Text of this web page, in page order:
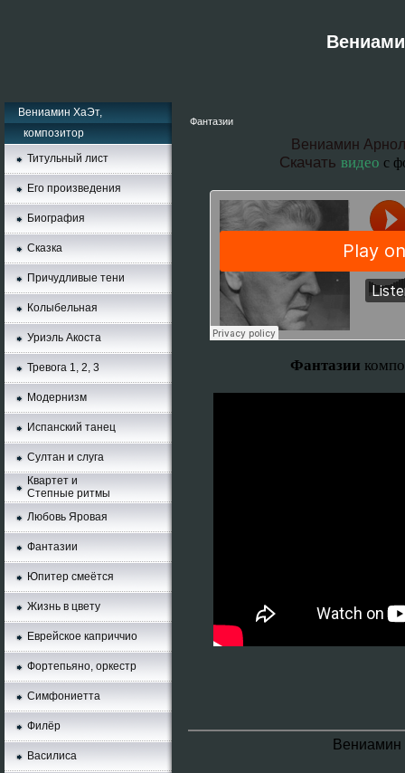
Вениамин ХаЭт,
композитор
Титульный лист
Его произведения
Биография
Сказка
Причудливые тени
Колыбельная
Уриэль Акоста
Тревога 1, 2, 3
Moдернизм
Испанский танец
Султан и слуга
Квартет и
Степные ритмы
Любовь Яровая
Фантазии
Юпитер смеётся
Жизнь в цвету
Еврейское каприччио
Фортепьяно, оркестр
Симфониетта
Филёр
Василиса
Фантазии
Вениамин
Скачать видео с
Фантазии